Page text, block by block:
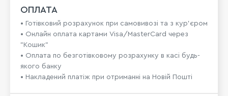
ОПЛАТА
• Готівковий розрахунок при самовивозі та з кур’єром
• Онлайн оплата картами Visa/MasterCard через
"Кошик"
• Оплата по безготівковому розрахунку в касі будь-
якого банку
• Накладений платіж при отриманні на Новій Пошті